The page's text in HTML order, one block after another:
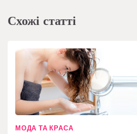
Схожі статті
МОДА ТА КРАСА